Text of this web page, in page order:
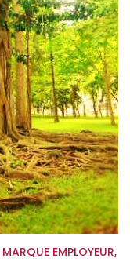
MARQUE EMPLOYEUR,